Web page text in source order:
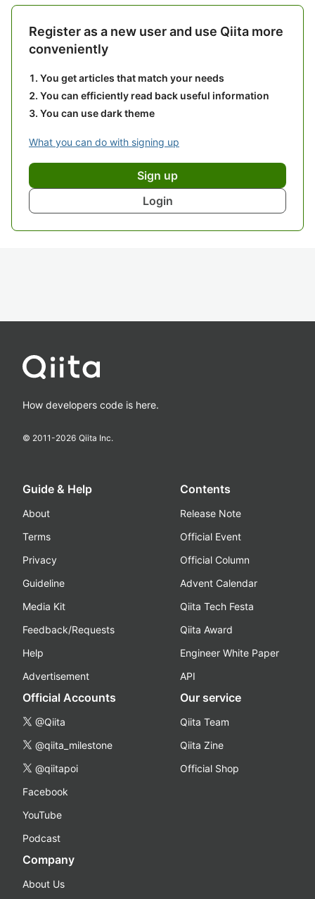
Register as a new user and use Qiita more
conveniently
You get articles that match your needs
You can efficiently read back useful information
You can use dark theme
What you can do with signing up
Sign up
Login
How developers code is here.
© 2011-2026 Qiita Inc.
Guide & Help
About
Terms
Privacy
Guideline
Media Kit
Feedback/Requests
Help
Advertisement
Contents
Release Note
Official Event
Official Column
Advent Calendar
Qiita Tech Festa
Qiita Award
Engineer White Paper
API
Official Accounts
@Qiita
@qiita_milestone
@qiitapoi
Facebook
YouTube
Podcast
Our service
Qiita Team
Qiita Zine
Official Shop
Company
About Us